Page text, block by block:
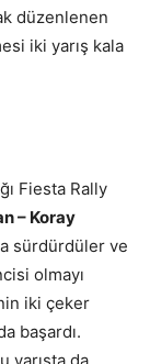
düzenlenen
iki yarış kala
Fiesta Rally
– Koray
sürdürdüler ve
olmayı
iki çeker
başardı.